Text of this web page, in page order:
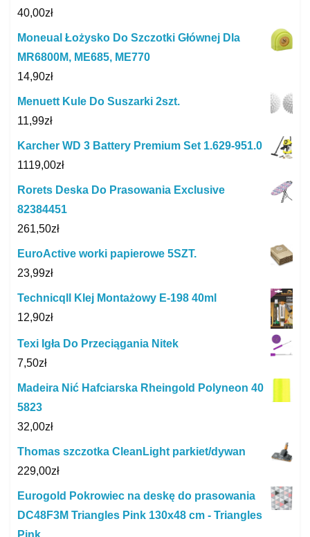
40,00zł
Moneual Łożysko Do Szczotki Głównej Dla
MR6800M, ME685, ME770
14,90zł
Menuett Kule Do Suszarki 2szt.
11,99zł
Karcher WD 3 Battery Premium Set 1.629-951.0
1119,00zł
Rorets Deska Do Prasowania Exclusive
82384451
261,50zł
EuroActive worki papierowe 5SZT.
23,99zł
Technicqll Klej Montażowy E-198 40ml
12,90zł
Texi Igła Do Przeciągania Nitek
7,50zł
Madeira Nić Hafciarska Rheingold Polyneon 40
5823
32,00zł
Thomas szczotka CleanLight parkiet/dywan
229,00zł
Eurogold Pokrowiec na deskę do prasowania
DC48F3M Triangles Pink 130x48 cm - Triangles